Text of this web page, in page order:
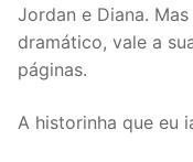
Jordan e Diana.
dramático, vale a
páginas.
A historinha que eu